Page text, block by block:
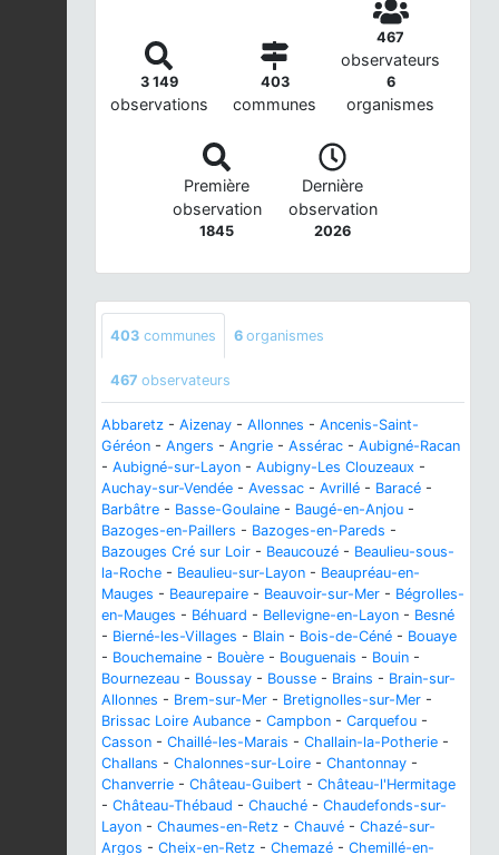
3 149
observations
403
communes
467
observateurs
6
organismes
Première
observation
1845
Dernière
observation
2026
403 communes 6 organismes
467 observateurs
Abbaretz - Aizenay - Allonnes - Ancenis-Saint-
Géréon - Angers - Angrie - Assérac - Aubigné-Racan
- Aubigné-sur-Layon - Aubigny-Les Clouzeaux -
Auchay-sur-Vendée - Avessac - Avrillé - Baracé -
Barbâtre - Basse-Goulaine - Baugé-en-Anjou -
Bazoges-en-Paillers - Bazoges-en-Pareds -
Bazouges Cré sur Loir - Beaucouzé - Beaulieu-sous-
la-Roche - Beaulieu-sur-Layon - Beaupréau-en-
Mauges - Beaurepaire - Beauvoir-sur-Mer - Bégrolles-
en-Mauges - Béhuard - Bellevigne-en-Layon - Besné
- Bierné-les-Villages - Blain - Bois-de-Céné - Bouaye
- Bouchemaine - Bouère - Bouguenais - Bouin -
Bournezeau - Boussay - Bousse - Brains - Brain-sur-
Allonnes - Brem-sur-Mer - Bretignolles-sur-Mer -
Brissac Loire Aubance - Campbon - Carquefou -
Casson - Chaillé-les-Marais - Challain-la-Potherie -
Challans - Chalonnes-sur-Loire - Chantonnay -
Chanverrie - Château-Guibert - Château-l'Hermitage
- Château-Thébaud - Chauché - Chaudefonds-sur-
Layon - Chaumes-en-Retz - Chauvé - Chazé-sur-
Argos - Cheix-en-Retz - Chemazé - Chemillé-en-